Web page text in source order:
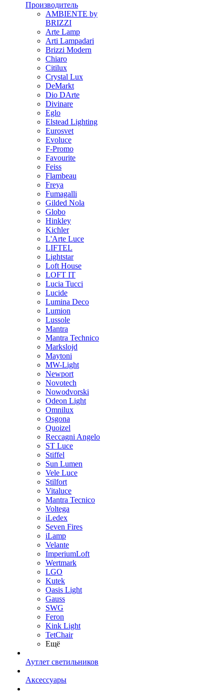
Производитель
AMBIENTE by
BRIZZI
Arte Lamp
Arti Lampadari
Brizzi Modern
Chiaro
Citilux
Crystal Lux
DeMarkt
Dio DArte
Divinare
Eglo
Elstead Lighting
Eurosvet
Evoluce
F-Promo
Favourite
Feiss
Flambeau
Freya
Fumagalli
Gilded Nola
Globo
Hinkley
Kichler
L'Arte Luce
LIFTEL
Lightstar
Loft House
LOFT IT
Lucia Tucci
Lucide
Lumina Deco
Lumion
Lussole
Mantra
Mantra Technico
Markslojd
Maytoni
MW-Light
Newport
Novotech
Nowodvorski
Odeon Light
Omnilux
Osgona
Quoizel
Reccagni Angelo
ST Luce
Stiffel
Sun Lumen
Vele Luce
Stilfort
Vitaluce
Mantra Tecnico
Voltega
iLedex
Seven Fires
iLamp
Velante
ImperiumLoft
Wertmark
LGO
Kutek
Oasis Light
Gauss
SWG
Feron
Kink Light
TetСhair
Ещё
Аутлет светильников
Аксессуары